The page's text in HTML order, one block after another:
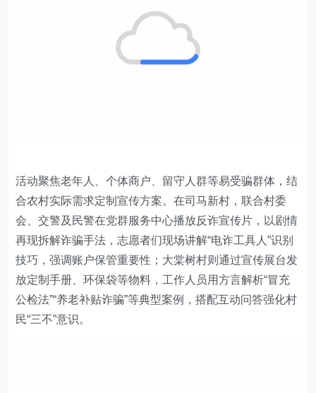
活动聚焦老年人、个体商户、留守人群等易受骗群体，结
合农村实际需求定制宣传方案。在司马新村，联合村委
会、交警及民警在党群服务中心播放反诈宣传片，以剧情
再现拆解诈骗手法，志愿者们现场讲解“电诈工具人”识别
技巧，强调账户保管重要性；大棠树村则通过宣传展台发
放定制手册、环保袋等物料，工作人员用方言解析“冒充
公检法”“养老补贴诈骗”等典型案例，搭配互动问答强化村
民“三不”意识。